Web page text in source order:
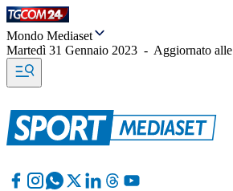
Mondo Mediaset
Martedì 31 Gennaio 2023 - Aggiornato alle